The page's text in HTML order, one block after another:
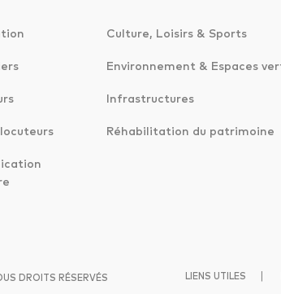
Culture, Loisirs & Sports
Environnement & Espaces
Infrastructures
Réhabilitation du patrimoine
DROITS RÉSERVÉS LIENS UTILES